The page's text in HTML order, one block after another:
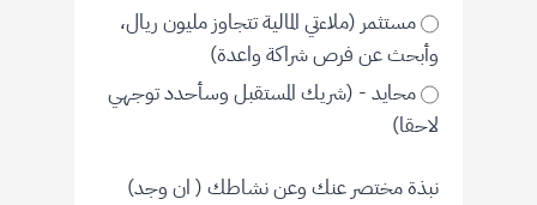
مستثمر (ملاءتي المالية تتجاوز مليون ريال،
وأبحث عن فرص شراكة واعدة)
محايد - (شريك المستقبل وسأحدد توجهي
لاحقا)
نبذة مختصر عنك وعن نشاطك ( ان وجد)